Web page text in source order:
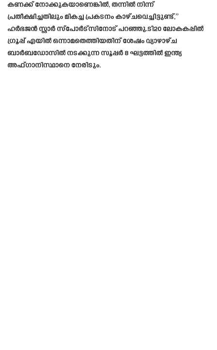
കണക്ക് നോക്കുകയാണെങ്കിൽ, തന്നിൽ നിന്ന്
പ്രതീക്ഷിച്ചതിലും മികച്ച പ്രകടനം കാഴ്ചവെച്ചിട്ടുണ്ട്,”
ഹർഭജൻ സ്റ്റാർ സ്‌പോർട്‌സിനോട് പറഞ്ഞു.ടി20 ലോകകപ്പിൽ
ഗ്രൂപ്പ് എയിൽ ഒന്നാമതെത്തിയതിന് ശേഷം വ്യാഴാഴ്ച
ബാർബഡോസിൽ നടക്കുന്ന സൂപ്പർ 8 ഘട്ടത്തിൽ ഇന്ത്യ
അഫ്ഗാനിസ്ഥാനെ നേരിടും.